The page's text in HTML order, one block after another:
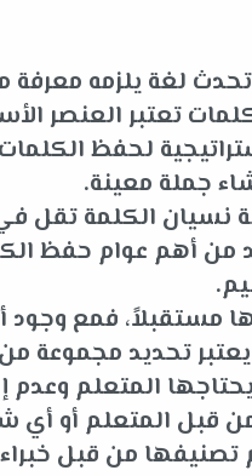
لغة يلزمه معرفة
تعتبر
لحفظ
جملة معينة.
نسيان الكلمة
أهم عوام حفظ
فمع وجود
تحديد مجموعة
المتعلم وعدم
قبل المتعلم أو
من قبل